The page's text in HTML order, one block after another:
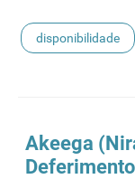
disponibilidade
Akeega
Deferimento